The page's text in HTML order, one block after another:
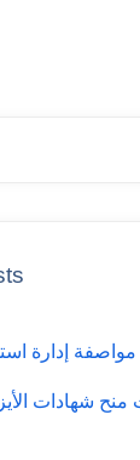
منح شهادات